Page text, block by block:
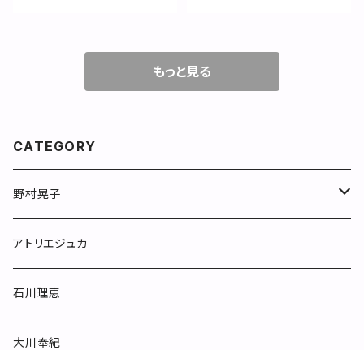
もっと見る
CATEGORY
野村晃子
マグカップ
めしわん
フリーカップ
アトリエジュカ
石川理恵
大川奉紀